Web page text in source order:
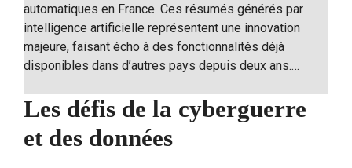
automatiques en France. Ces résumés générés par
intelligence artificielle représentent une innovation
majeure, faisant écho à des fonctionnalités déjà
disponibles dans d’autres pays depuis deux ans.…
Les défis de la cyberguerre
et des données